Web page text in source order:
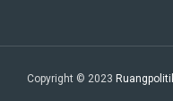
Copyright © 2023